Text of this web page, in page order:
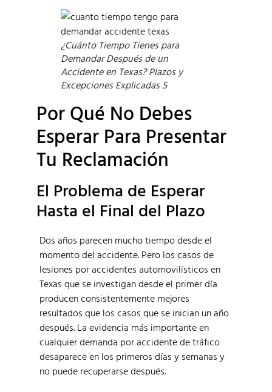
¿Cuánto Tiempo Tienes para
Demandar Después de un
Accidente en Texas? Plazos y
Excepciones Explicadas 5
Por Qué No Debes
Esperar Para Presentar
Tu Reclamación
El Problema de Esperar
Hasta el Final del Plazo
Dos años parecen mucho tiempo desde el
momento del accidente. Pero los casos de
lesiones por accidentes automovilísticos en
Texas que se investigan desde el primer día
producen consistentemente mejores
resultados que los casos que se inician un año
después. La evidencia más importante en
cualquier demanda por accidente de tráfico
desaparece en los primeros días y semanas y
no puede recuperarse después.